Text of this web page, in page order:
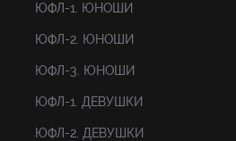
ЮФЛ-1. ЮНОШИ
ЮФЛ-2. ЮНОШИ
ЮФЛ-3. ЮНОШИ
ЮФЛ-1. ДЕВУШКИ
ЮФЛ-2. ДЕВУШКИ